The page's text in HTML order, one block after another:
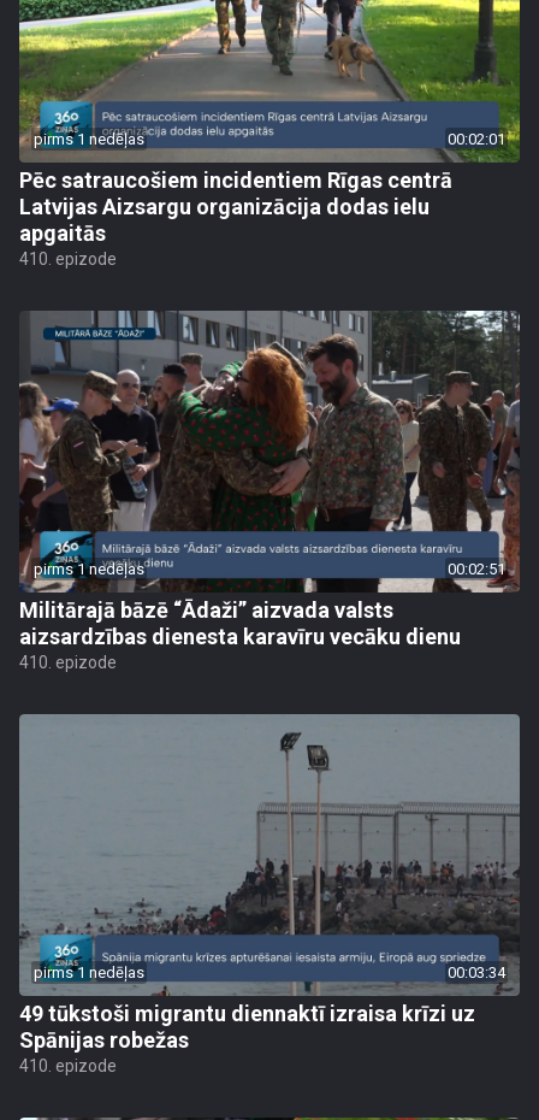
pirms 1 nedēļas 00:02:01
Pēc satraucošiem incidentiem Rīgas centrā
Latvijas Aizsargu organizācija dodas ielu
apgaitās
410. epizode
pirms 1 nedēļas 00:02:51
Militārajā bāzē “Ādaži” aizvada valsts
aizsardzības dienesta karavīru vecāku dienu
410. epizode
pirms 1 nedēļas 00:03:34
49 tūkstoši migrantu diennaktī izraisa krīzi uz
Spānijas robežas
410. epizode